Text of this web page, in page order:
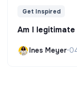
Get Inspired
Am I
Ines Meyer•